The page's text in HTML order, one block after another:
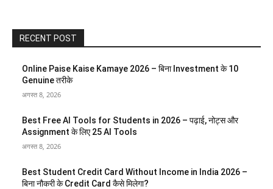
RECENT POST
Online Paise Kaise Kamaye 2026 – बिना Investment के 10
Genuine तरीके
अगस्त 8, 2026
Best Free AI Tools for Students in 2026 – पढ़ाई, नोट्स और
Assignment के लिए 25 AI Tools
अगस्त 8, 2026
Best Student Credit Card Without Income in India 2026 –
बिना नौकरी के Credit Card कैसे मिलेगा?